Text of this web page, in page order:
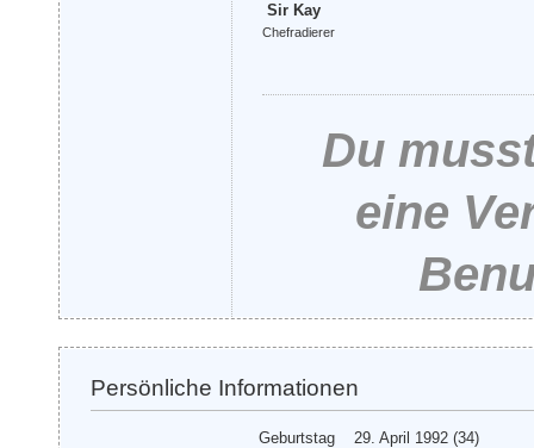
Sir Kay
Chefradierer
Du
eine
Persönliche Informationen
Geburtstag
29. April 1992 (34)